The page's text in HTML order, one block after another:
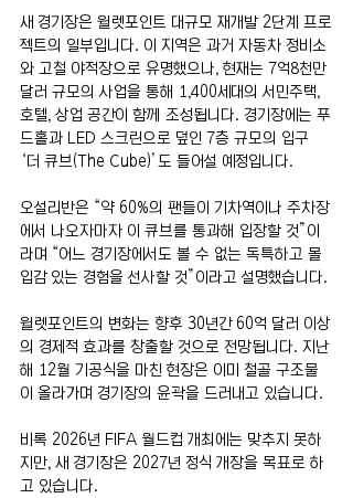
새 경기장은 윌렛포인트 대규모 재개발 2단계 프로
젝트의 일부입니다. 이 지역은 과거 자동차 정비소
와 고철 야적장으로 유명했으나, 현재는 7억8천만
달러 규모의 사업을 통해 1,400세대의 서민주택,
호텔, 상업 공간이 함께 조성됩니다. 경기장에는 푸
드홀과 LED 스크린으로 덮인 7층 규모의 입구
‘더 큐브(The Cube)’도 들어설 예정입니다.
오설리반은 “약 60%의 팬들이 기차역이나 주차장
에서 나오자마자 이 큐브를 통과해 입장할 것”이
라며 “어느 경기장에서도 볼 수 없는 독특하고 몰
입감 있는 경험을 선사할 것”이라고 설명했습니다.
윌렛포인트의 변화는 향후 30년간 60억 달러 이상
의 경제적 효과를 창출할 것으로 전망됩니다. 지난
해 12월 기공식을 마친 현장은 이미 철골 구조물
이 올라가며 경기장의 윤곽을 드러내고 있습니다.
비록 2026년 FIFA 월드컵 개최에는 맞추지 못하
지만, 새 경기장은 2027년 정식 개장을 목표로 하
고 있습니다.